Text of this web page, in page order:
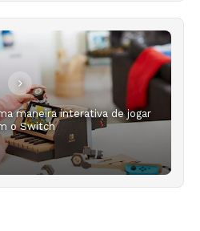
maneira interativa de jogar
o Switch